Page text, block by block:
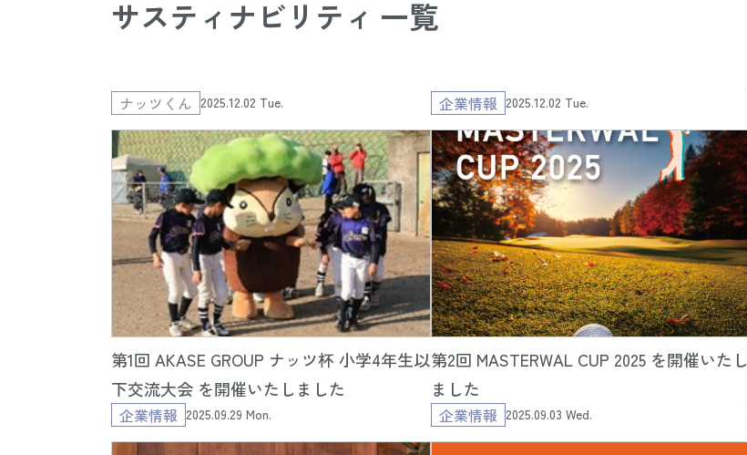
サスティナビリティ 一覧
ナッツくん 2025.12.02 Tue.
第1回 AKASE GROUP ナッツ杯 小学4年生以
下交流大会 を開催いたしました
企業情報 2025.12.02 Tue.
第2回 MASTERWAL CUP 2025 を開催いたし
ました
企業情報 2025.09.29 Mon. 企業情報 2025.09.03 Wed.